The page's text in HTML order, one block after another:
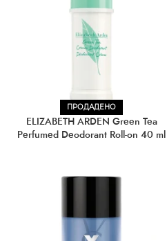
ПРОДАДЕНО
ELIZABETH ARDEN Green Tea
Perfumed Deodorant Roll-on 40 ml